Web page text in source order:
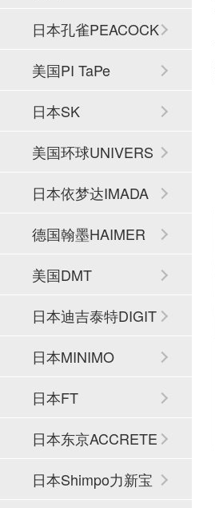
日本孔雀PEACOCK
美国PI TaPe
日本SK
美国环球UNIVERS
AL
日本依梦达IMADA
德国翰墨HAIMER
美国DMT
日本迪吉泰特DIGIT
ECH
日本MINIMO
日本FT
日本东京ACCRETE
CH
日本Shimpo力新宝